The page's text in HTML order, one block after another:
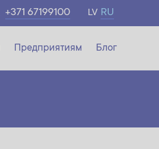
+371 67199100 RU
LV
Предприятиям Блог